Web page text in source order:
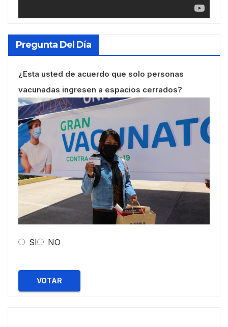
Pregunta Del Día
¿Esta usted de acuerdo que solo personas
vacunadas ingresen a espacios cerrados?
SI NO
VOTAR